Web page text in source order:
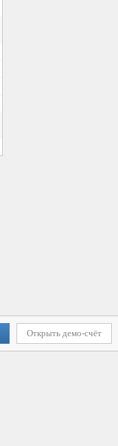
Открыть демо-счёт